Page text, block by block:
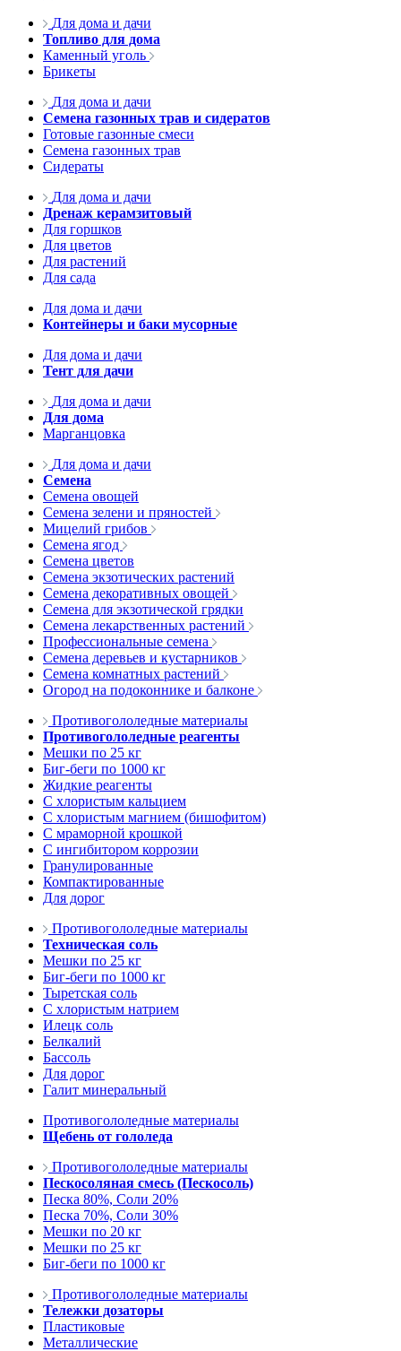
Для дома и дачи
Топливо для дома
Каменный уголь
Брикеты
Для дома и дачи
Семена газонных трав и сидератов
Готовые газонные смеси
Семена газонных трав
Сидераты
Для дома и дачи
Дренаж керамзитовый
Для горшков
Для цветов
Для растений
Для сада
Для дома и дачи
Контейнеры и баки мусорные
Для дома и дачи
Тент для дачи
Для дома и дачи
Для дома
Марганцовка
Для дома и дачи
Семена
Семена овощей
Семена зелени и пряностей
Мицелий грибов
Семена ягод
Семена цветов
Семена экзотических растений
Семена декоративных овощей
Семена для экзотической грядки
Семена лекарственных растений
Профессиональные семена
Семена деревьев и кустарников
Семена комнатных растений
Огород на подоконнике и балконе
Противогололедные материалы
Противогололедные реагенты
Мешки по 25 кг
Биг-беги по 1000 кг
Жидкие реагенты
С хлористым кальцием
С хлористым магнием (бишофитом)
С мраморной крошкой
С ингибитором коррозии
Гранулированные
Компактированные
Для дорог
Противогололедные материалы
Техническая соль
Мешки по 25 кг
Биг-беги по 1000 кг
Тыретская соль
С хлористым натрием
Илецк соль
Белкалий
Бассоль
Для дорог
Галит минеральный
Противогололедные материалы
Щебень от гололеда
Противогололедные материалы
Пескосоляная смесь (Пескосоль)
Песка 80%, Соли 20%
Песка 70%, Соли 30%
Мешки по 20 кг
Мешки по 25 кг
Биг-беги по 1000 кг
Противогололедные материалы
Тележки дозаторы
Пластиковые
Металлические